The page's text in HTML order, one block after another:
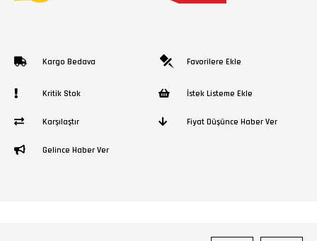
Kargo Bedava Favorilere Ekle
Kritik Stok İstek Listeme Ekle
Karşılaştır Fiyat Düşünce Haber Ver
Gelince Haber Ver